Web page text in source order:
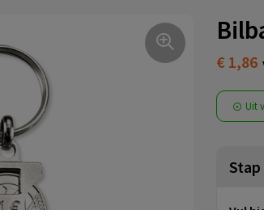
€ 1,86
Uit